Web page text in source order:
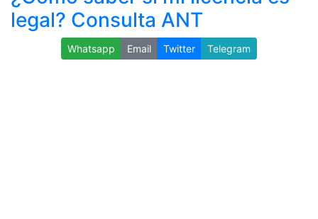
legal? Consulta ANT
Whatsapp Email Twitter Telegram